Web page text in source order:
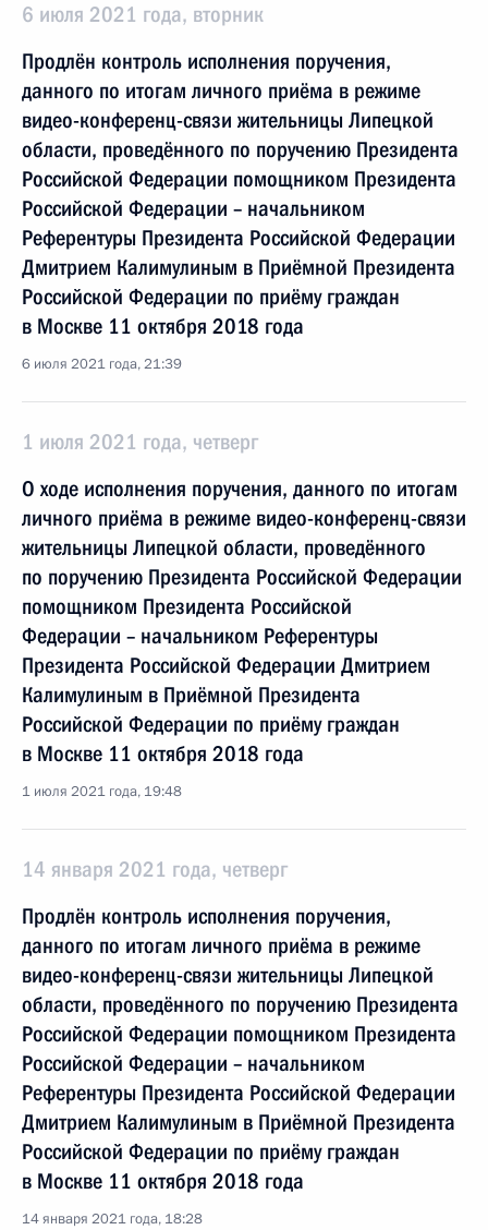
6 июля 2021 года, вторник
Продлён контроль исполнения поручения,
данного по итогам личного приёма в режиме
видео-конференц-связи жительницы Липецкой
области, проведённого по поручению Президента
Российской Федерации помощником Президента
Российской Федерации – начальником
Референтуры Президента Российской Федерации
Дмитрием Калимулиным в Приёмной Президента
Российской Федерации по приёму граждан
в Москве 11 октября 2018 года
6 июля 2021 года, 21:39
1 июля 2021 года, четверг
О ходе исполнения поручения, данного по итогам
личного приёма в режиме видео-конференц-связи
жительницы Липецкой области, проведённого
по поручению Президента Российской Федерации
помощником Президента Российской
Федерации – начальником Референтуры
Президента Российской Федерации Дмитрием
Калимулиным в Приёмной Президента
Российской Федерации по приёму граждан
в Москве 11 октября 2018 года
1 июля 2021 года, 19:48
14 января 2021 года, четверг
Продлён контроль исполнения поручения,
данного по итогам личного приёма в режиме
видео-конференц-связи жительницы Липецкой
области, проведённого по поручению Президента
Российской Федерации помощником Президента
Российской Федерации – начальником
Референтуры Президента Российской Федерации
Дмитрием Калимулиным в Приёмной Президента
Российской Федерации по приёму граждан
в Москве 11 октября 2018 года
14 января 2021 года, 18:28